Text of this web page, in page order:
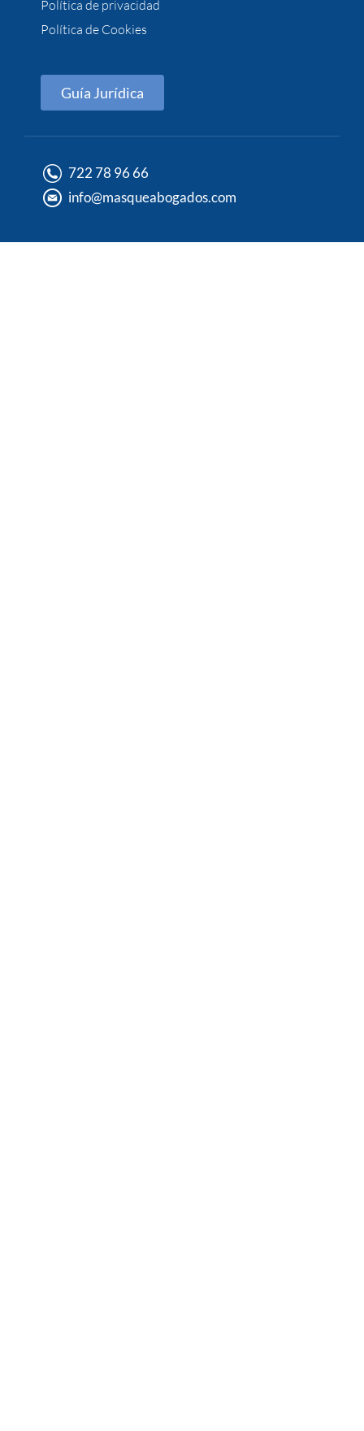
Política de privacidad
Política de Cookies
Guía Jurídica
722 78 96 66
info@masqueabogados.com